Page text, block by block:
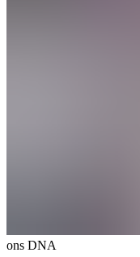
ons DNA